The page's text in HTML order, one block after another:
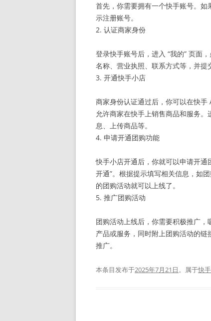
首先，你需要拥有一个快手账号。如
示注册账号。
2. 认证商家身份
登录快手账号后，进入 “我的” 页面
名称、营业执照、联系方式等，并提
3. 开通快手小店
商家身份认证通过后，你可以在快手
允许商家在快手上销售商品和服务
息、上传商品等。
4. 申请开通团购功能
快手小店开通后，你就可以申请开通
开通”。根据提示填写相关信息，如
的团购活动就可以上线了。
5. 推广团购活动
团购活动上线后，你需要积极推广
产品或服务，同时附上团购活动的
推广。
本条目发布于2025年7月21日。属于快